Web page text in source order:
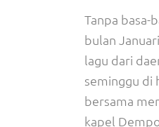
Tanpa
bulan
lagu dari
seminggu di
bersama
kapel